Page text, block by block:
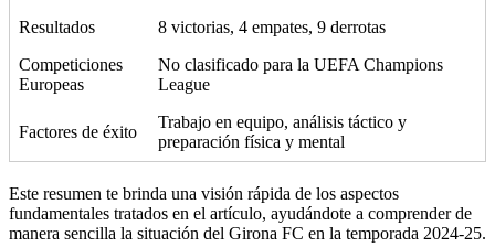
Resultados
8 victorias, 4 empates, 9 derrotas
Competiciones
Europeas
No clasificado para la UEFA Champions
League
Factores de éxito
Trabajo en equipo, análisis táctico y
preparación física y mental
Este resumen te brinda una visión rápida de los aspectos
fundamentales tratados en el artículo, ayudándote a comprender de
manera sencilla la situación del Girona FC en la temporada 2024-25.